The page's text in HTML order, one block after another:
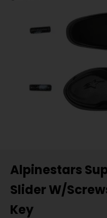
Alpinestars
Slider W/
Key